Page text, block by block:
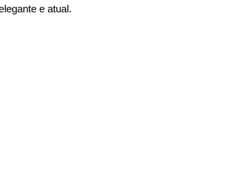
e atual.